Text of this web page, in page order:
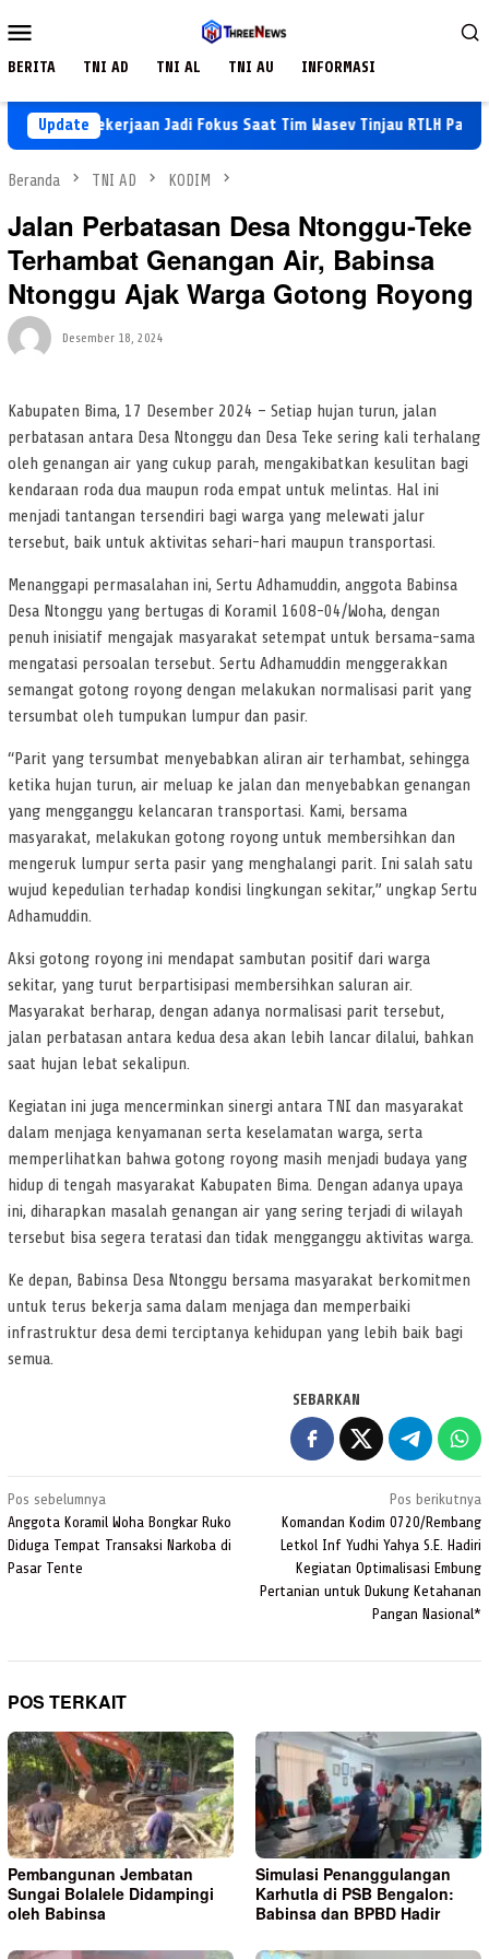
ke
Mobile
BERITA TNI AD TNI AL TNI AU INFORMASI
Update
Pekerjaan Jadi Fokus Saat Tim Wasev Tinjau RTLH Parangjoro
Beranda TNI AD KODIM
Jalan Perbatasan Desa Ntonggu-Teke
Terhambat Genangan Air, Babinsa
Ntonggu Ajak Warga Gotong Royong
Desember 18, 2024
Kabupaten Bima, 17 Desember 2024 – Setiap hujan turun, jalan
perbatasan antara Desa Ntonggu dan Desa Teke sering kali terhalang
oleh genangan air yang cukup parah, mengakibatkan kesulitan bagi
kendaraan roda dua maupun roda empat untuk melintas. Hal ini
menjadi tantangan tersendiri bagi warga yang melewati jalur
tersebut, baik untuk aktivitas sehari-hari maupun transportasi.
Menanggapi permasalahan ini, Sertu Adhamuddin, anggota Babinsa
Desa Ntonggu yang bertugas di Koramil 1608-04/Woha, dengan
penuh inisiatif mengajak masyarakat setempat untuk bersama-sama
mengatasi persoalan tersebut. Sertu Adhamuddin menggerakkan
semangat gotong royong dengan melakukan normalisasi parit yang
tersumbat oleh tumpukan lumpur dan pasir.
“Parit yang tersumbat menyebabkan aliran air terhambat, sehingga
ketika hujan turun, air meluap ke jalan dan menyebabkan genangan
yang mengganggu kelancaran transportasi. Kami, bersama
masyarakat, melakukan gotong royong untuk membersihkan dan
mengeruk lumpur serta pasir yang menghalangi parit. Ini salah satu
wujud kepedulian terhadap kondisi lingkungan sekitar,” ungkap Sertu
Adhamuddin.
Aksi gotong royong ini mendapat sambutan positif dari warga
sekitar, yang turut berpartisipasi membersihkan saluran air.
Masyarakat berharap, dengan adanya normalisasi parit tersebut,
jalan perbatasan antara kedua desa akan lebih lancar dilalui, bahkan
saat hujan lebat sekalipun.
Kegiatan ini juga mencerminkan sinergi antara TNI dan masyarakat
dalam menjaga kenyamanan serta keselamatan warga, serta
memperlihatkan bahwa gotong royong masih menjadi budaya yang
hidup di tengah masyarakat Kabupaten Bima. Dengan adanya upaya
ini, diharapkan masalah genangan air yang sering terjadi di wilayah
tersebut bisa segera teratasi dan tidak mengganggu aktivitas warga.
Ke depan, Babinsa Desa Ntonggu bersama masyarakat berkomitmen
untuk terus bekerja sama dalam menjaga dan memperbaiki
infrastruktur desa demi terciptanya kehidupan yang lebih baik bagi
semua.
SEBARKAN
Navigasi
pos
Pos sebelumnya
Anggota Koramil Woha Bongkar Ruko
Diduga Tempat Transaksi Narkoba di
Pasar Tente
Pos berikutnya
Komandan Kodim 0720/Rembang
Letkol Inf Yudhi Yahya S.E. Hadiri
Kegiatan Optimalisasi Embung
Pertanian untuk Dukung Ketahanan
Pangan Nasional*
POS TERKAIT
Pembangunan Jembatan
Sungai Bolalele Didampingi
oleh Babinsa
Simulasi Penanggulangan
Karhutla di PSB Bengalon:
Babinsa dan BPBD Hadir